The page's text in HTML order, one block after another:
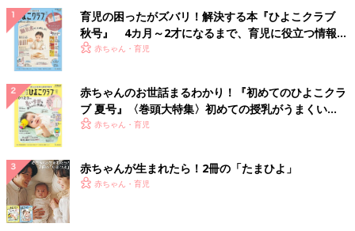
しょう。でも、副反応はその都度、現れ方が違うもの。前回、副
反応がなくても、接種後はその場で30分ほど待機し、赤ちゃんの
様子をよく確認して。なお、日本脳炎などは2回目以降のほうが
腫（は）れやすい
Ｑ 同時接種で副反応が出た場合、なんの反応か判断でき
るの？
Ａ 接種部位に現れないと判断ができないことも
「接種部位に現れた腫れやしこりなどは、その部位に接種したワ
クチンの副反応だと予想できます。でも、発熱などの症状の場合
育児の困ったがズバリ！解決する本『ひよこクラブ
秋号』 4カ月～2才になるまで、育児に役立つ情報が
いっぱい！
赤ちゃん・育児
赤ちゃんのお世話まるわかり！『初めてのひよこクラ
ブ 夏号』〈巻頭大特集〉初めての授乳がうまくい
く！ おっぱい・ミルクの基本と夏のトラブル 解決テ
赤ちゃん・育児
赤ちゃんが生まれたら！2冊の「たまひよ」
赤ちゃん・育児